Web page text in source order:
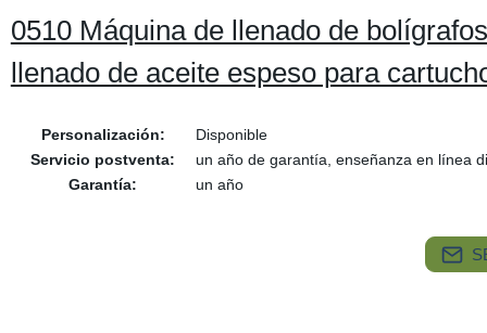
0510 Máquina de llenado de
llenado de aceite espeso para
Personalización:
Disponible
Servicio postventa:
un año de garantía, enseñanza en línea
Garantía:
un año